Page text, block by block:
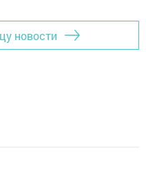
новости